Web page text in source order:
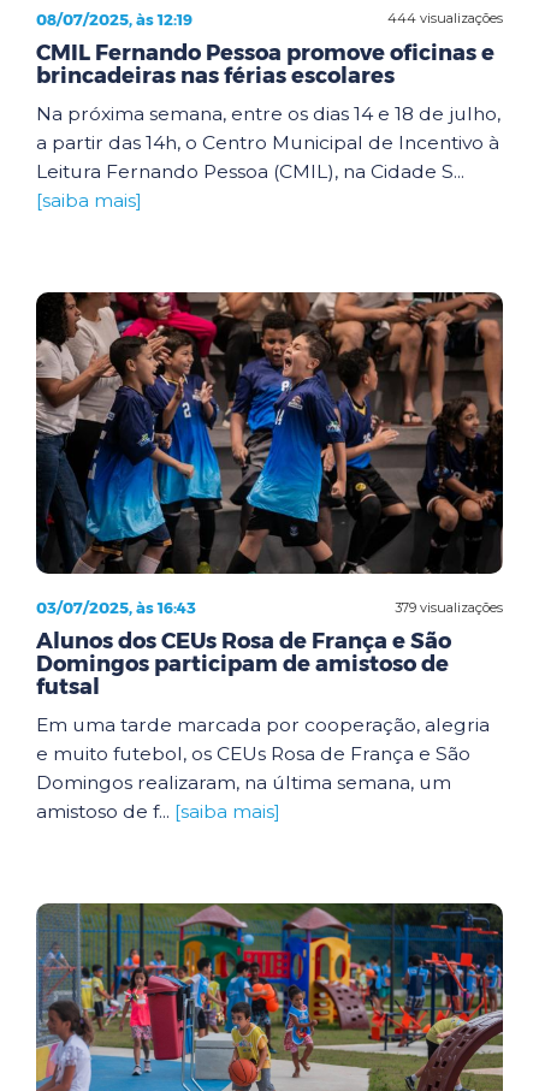
444 visualizações
08/07/2025, às 12:19
CMIL Fernando Pessoa promove oficinas e
brincadeiras nas férias escolares
Na próxima semana, entre os dias 14 e 18 de julho,
a partir das 14h, o Centro Municipal de Incentivo à
Leitura Fernando Pessoa (CMIL), na Cidade S...
[saiba mais]
379 visualizações
03/07/2025, às 16:43
Alunos dos CEUs Rosa de França e São
Domingos participam de amistoso de
futsal
Em uma tarde marcada por cooperação, alegria
e muito futebol, os CEUs Rosa de França e São
Domingos realizaram, na última semana, um
amistoso de f... [saiba mais]